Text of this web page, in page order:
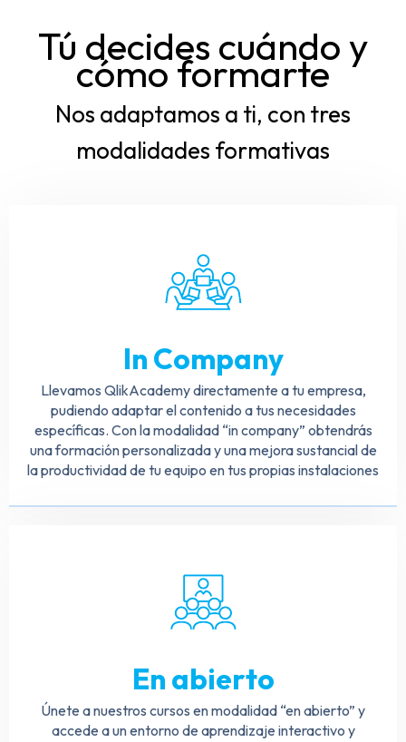
Tú decides cuándo y
cómo formarte
Nos adaptamos a ti, con tres
modalidades formativas
In Company
Llevamos QlikAcademy directamente a tu empresa,
pudiendo adaptar el contenido a tus necesidades
específicas. Con la modalidad “in company” obtendrás
una formación personalizada y una mejora sustancial de
la productividad de tu equipo en tus propias instalaciones
En abierto
Únete a nuestros cursos en modalidad “en abierto” y
accede a un entorno de aprendizaje interactivo y